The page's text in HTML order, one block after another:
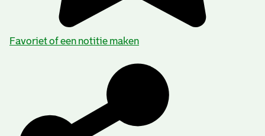
Favoriet of een notitie maken